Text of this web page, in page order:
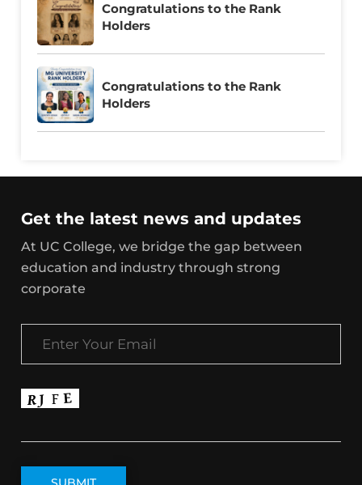
Congratulations to the Rank
Holders
Congratulations to the Rank
Holders
Get the latest news and updates
At UC College, we bridge the gap between
education and industry through strong
corporate